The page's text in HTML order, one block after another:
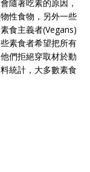
隨著吃素的原因，
性食物，另外一些
食主義者(Vegans)
素食者希望把所有
們拒絕穿取材於動
統計，大多數素食